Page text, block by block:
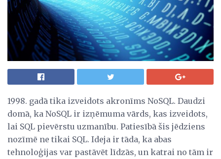
1998. gadā tika izveidots akronīms NoSQL. Daudzi
domā, ka NoSQL ir izņēmuma vārds, kas izveidots,
lai SQL pievērstu uzmanību. Patiesībā šis jēdziens
nozīmē ne tikai SQL. Ideja ir tāda, ka abas
tehnoloģijas var pastāvēt līdzās, un katrai no tām ir